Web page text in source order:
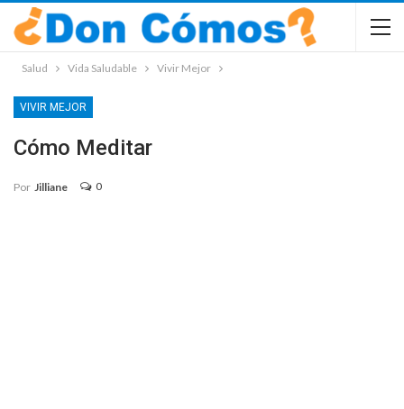
Salud Vida Saludable Vivir Mejor
VIVIR MEJOR
Cómo Meditar
Por Jilliane 0